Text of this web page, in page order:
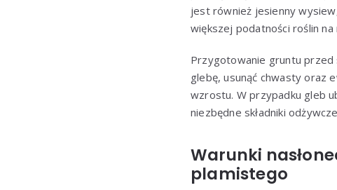
jest również jesienny
większej podatności roślin
Przygotowanie gruntu przed
glebę, usunąć chwasty oraz
wzrostu. W przypadku gleb
niezbędne składniki
Warunki
plamistego